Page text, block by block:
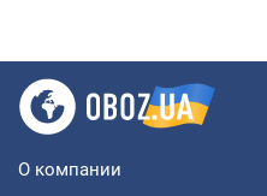
О компании